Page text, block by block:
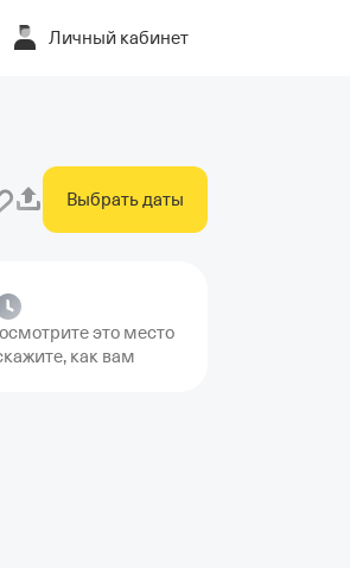
Личный кабинет
Выбрать даты
это место
как вам